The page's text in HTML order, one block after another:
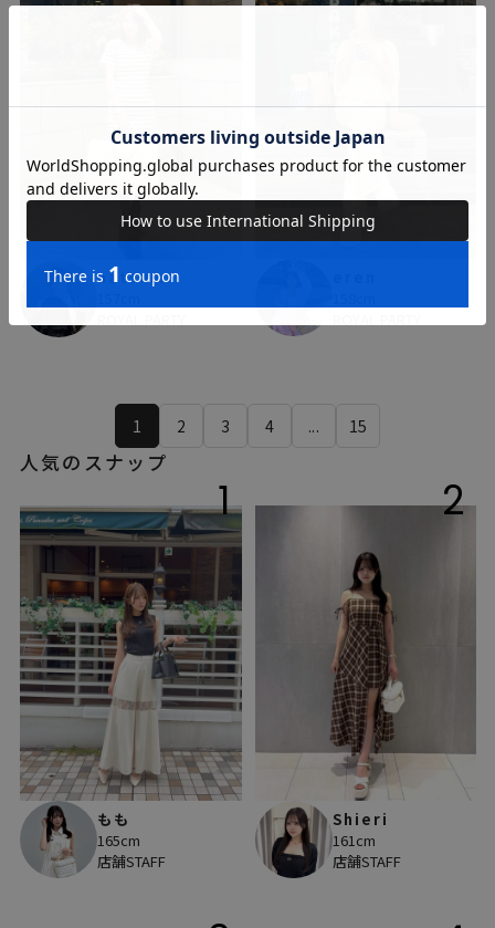
natsumi
1 2 3 4 ... 15
人気のスナップ
1
もも
165cm
店舗STAFF
2
Shieri
161cm
店舗STAFF